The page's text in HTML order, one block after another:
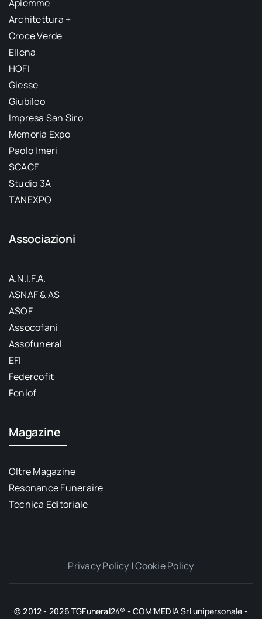
Apiemme
Architettura +
Croce Verde
Ellena
HOFI
Giesse
Giubileo
Impresa San Siro
Memoria Expo
Paolo Imeri
SCACF
Studio 3A
TANEXPO
Associazioni
A.N.I.F.A.
ASNAF & AS
ASOF
Assocofani
Assofuneral
EFI
Federcofit
Feniof
Magazine
Oltre Magazine
Resonance Funeraire
Tecnica Editoriale
Privacy Policy |Cookie Policy
© 2012 - 2026 TGFuneral24® - COM’MEDIA Srl unipersonale -